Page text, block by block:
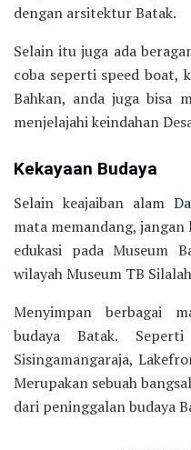
dengan arsitektur Batak.
Selain itu juga ada
coba seperti speed boat,
Bahkan, anda juga bisa
menjelajahi keindahan
Kekayaan Budaya
Selain keajaiban alam
mata memandang,
edukasi pada Museum
wilayah Museum TB
Menyimpan berbagai
budaya Batak.
Sisingamangaraja,
Merupakan sebuah
dari peninggalan budaya